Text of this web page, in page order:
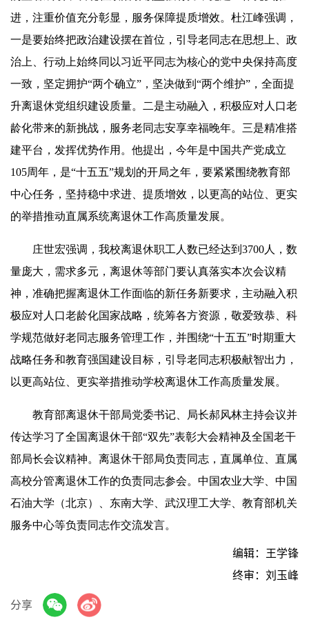
进，注重价值充分彰显，服务保障提质增效。杜江峰强调，
一是要始终把政治建设摆在首位，引导老同志在思想上、政
治上、行动上始终同以习近平同志为核心的党中央保持高度
一致，坚定拥护“两个确立”，坚决做到“两个维护”，全面提
升离退休党组织建设质量。二是主动融入，积极应对人口老
龄化带来的新挑战，服务老同志安享幸福晚年。三是精准搭
建平台，发挥优势作用。他提出，今年是中国共产党成立
105周年，是“十五五”规划的开局之年，要紧紧围绕教育部
中心任务，坚持稳中求进、提质增效，以更高的站位、更实
的举措推动直属系统离退休工作高质量发展。
庄世宏强调，我校离退休职工人数已经达到3700人，数
量庞大，需求多元，离退休等部门要认真落实本次会议精
神，准确把握离退休工作面临的新任务新要求，主动融入积
极应对人口老龄化国家战略，统筹各方资源，敬爱致恭、科
学规范做好老同志服务管理工作，并围绕“十五五”时期重大
战略任务和教育强国建设目标，引导老同志积极献智出力，
以更高站位、更实举措推动学校离退休工作高质量发展。
教育部离退休干部局党委书记、局长郝风林主持会议并
传达学习了全国离退休干部“双先”表彰大会精神及全国老干
部局长会议精神。离退休干部局负责同志，直属单位、直属
高校分管离退休工作的负责同志参会。中国农业大学、中国
石油大学（北京）、东南大学、武汉理工大学、教育部机关
服务中心等负责同志作交流发言。
编辑：王学锋
终审：刘玉峰
分享